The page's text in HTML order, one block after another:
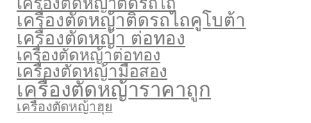
เครื่องตัดหญ้าติดรถไถคูโบต้า
เครื่องตัดหญ้า ต่อทอง
เครื่องตัดหญ้าต่อทอง
เครื่องตัดหญ้ามือสอง
เครื่องตัดหญ้าราคาถูก
เครื่องตัดหญ้าฮุย